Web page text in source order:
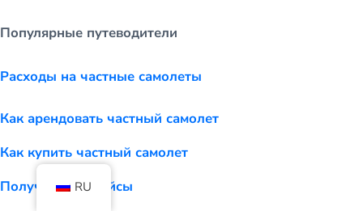
Популярные путеводители
Расходы на частные самолеты
Как арендовать частный самолет
Как купить частный самолет
Получастные рейсы
RU